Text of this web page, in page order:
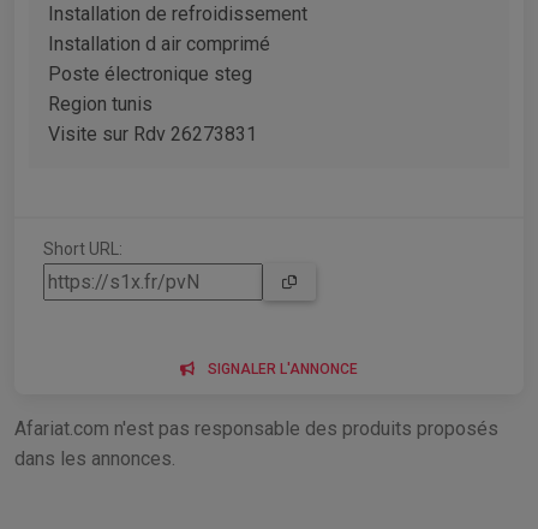
Installation de refroidissement
Installation d air comprimé
Poste électronique steg
Region tunis
Visite sur Rdv 26273831
Short URL:
SIGNALER L'ANNONCE
Afariat.com n'est pas responsable des produits proposés
dans les annonces.